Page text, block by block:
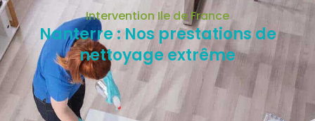
Intervention Ile de France
Nanterre : Nos prestations de
nettoyage extrême